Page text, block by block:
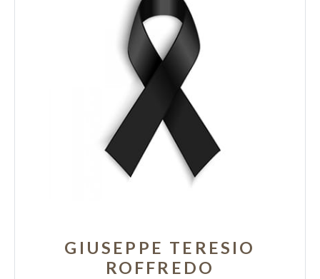
GIUSEPPE TERESIO
ROFFREDO